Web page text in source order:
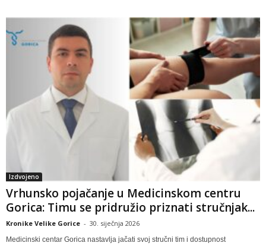
Izdvojeno
Vrhunsko pojačanje u Medicinskom centru
Gorica: Timu se pridružio priznati stručnjak...
Kronike Velike Gorice - 30. siječnja 2026
Medicinski centar Gorica nastavlja jačati svoj stručni tim i dostupnost